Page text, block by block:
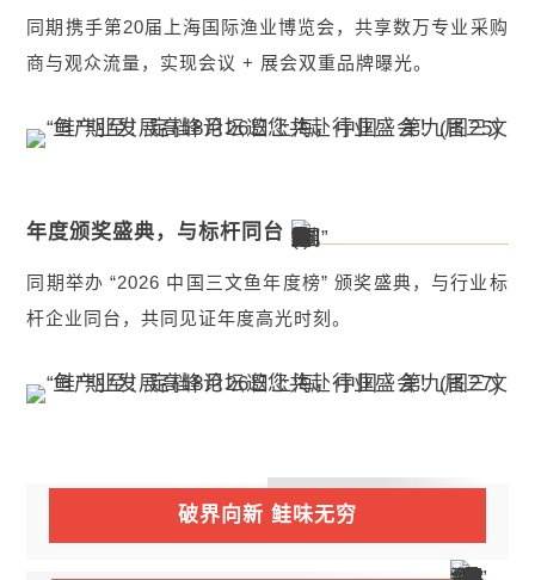
同期携手第20届上海国际渔业博览会，共享数万专业采购
商与观众流量，实现会议 + 展会双重品牌曝光。
年度颁奖盛典，与标杆同台
同期举办 “2026 中国三文鱼年度榜” 颁奖盛典，与行业标
杆企业同台，共同见证年度高光时刻。
破界向新 鲑味无穷